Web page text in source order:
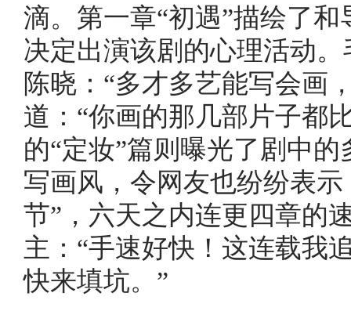
滴。第一章“初遇”描绘了
决定出演该剧的心理活动
陈晓：“多才多艺能写会画
道：“你画的那几部片子都
的“定妆”篇则曝光了剧中
写画风，令网友也纷纷表
节”，六天之内连更四章的
主：“手速好快！这连载我
快来填坑。”